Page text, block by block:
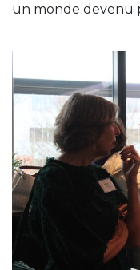
un monde devenu